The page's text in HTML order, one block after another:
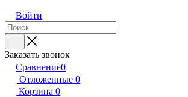
Войти
Заказать звонок
Сравнение0
Отложенные 0
Корзина 0